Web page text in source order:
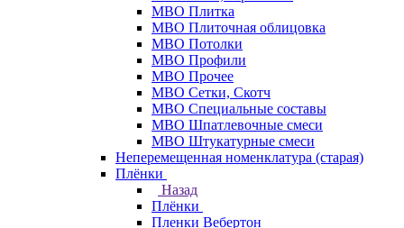
МВО Плитка
МВО Плиточная облицовка
МВО Потолки
МВО Профили
МВО Прочее
МВО Сетки, Скотч
МВО Специальные составы
МВО Шпатлевочные смеси
МВО Штукатурные смеси
Неперемещенная номенклатура (старая)
Плёнки
Назад
Плёнки
Пленки Вебертон